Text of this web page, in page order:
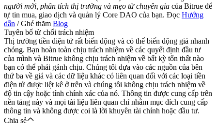
người mới, phân tích thị trường và mẹo từ chuyên gia của Bitrue để
tự tin mua, giao dịch và quản lý Core DAO của bạn. Đọc Hướng
dẫn / Ghé thăm Blog
Tuyên bố từ chối trách nhiệm
Thị trường tiền điện tử rất biến động và có thể biến động giá nhanh
chóng. Bạn hoàn toàn chịu trách nhiệm về các quyết định đầu tư
của mình và Bitrue không chịu trách nhiệm về bất kỳ tổn thất nào
bạn có thể phải gánh chịu. Chúng tôi dựa vào các nguồn của bên
thứ ba về giá và các dữ liệu khác có liên quan đối với các loại tiền
điện tử được liệt kê ở trên và chúng tôi không chịu trách nhiệm về
độ tin cậy hoặc tính chính xác của nó. Thông tin được cung cấp trên
nền tảng này và mọi tài liệu liên quan chỉ nhằm mục đích cung cấp
thông tin và không được coi là lời khuyên tài chính hoặc đầu tư.
Chia sẻ